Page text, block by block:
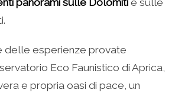
delle esperienze provate
Eco Faunistico di Aprica,
e propria oasi di pace, un